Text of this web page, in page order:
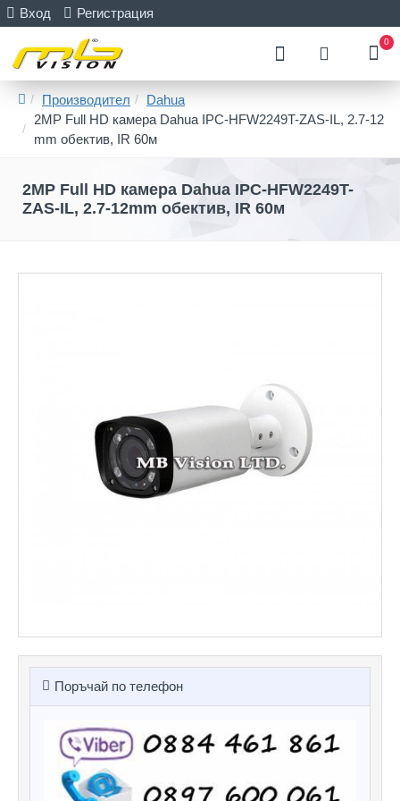
Вход Регистрация
0
Производител
Dahua
2MP Full HD камера Dahua IPC-HFW2249T-ZAS-IL, 2.7-12
mm обектив, IR 60м
2MP Full HD камера Dahua IPC-HFW2249T-
ZAS-IL, 2.7-12mm обектив, IR 60м
Поръчай по телефон